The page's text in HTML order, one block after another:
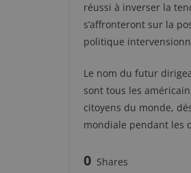
réussi à inverser la
s’affronteront sur la
politique
Le nom du futur
sont tous les
citoyens du monde,
mondiale pendant les
0 Shares